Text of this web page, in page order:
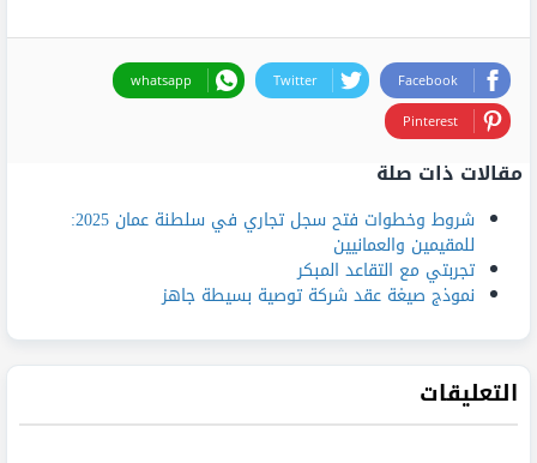
Facebook
Twitter
whatsapp
Pinterest
مقالات ذات صلة
شروط وخطوات فتح سجل تجاري في سلطنة عمان 2025:
للمقيمين والعمانيين
تجربتي مع التقاعد المبكر
نموذج صيغة عقد شركة توصية بسيطة جاهز
التعليقات